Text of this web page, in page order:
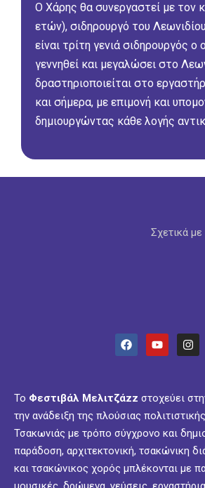
Ο Χάρης θα συνεργαστεί με τον
ετών), σιδηρουργό του
είναι τρίτη γενιά σιδηρουργός ο
γεννηθεί και μεγαλώσει στο
δραστηριοποιείται στο
και σήμερα, με επιμονή και
δημιουργώντας κάθε λογής
Σχετικά
Το Φεστιβάλ Μελιτζάzz στοχεύει
την ανάδειξη της πλούσιας
Τσακωνιάς με τρόπο σύγχρονο και
παράδοση, αρχιτεκτονική, τσακώνικη
και τσακώνικος χορός μπλέκονται με